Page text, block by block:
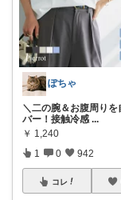
ぽちゃ
＼二の腕＆お腹周りを
バー！接触冷感 ...
￥ 1,240
1 0 942
コレ